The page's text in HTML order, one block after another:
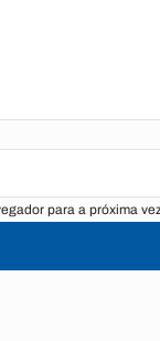
para a próxima